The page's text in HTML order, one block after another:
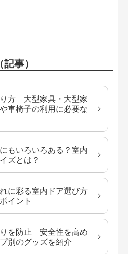
事）
り方 大型家具・大型家
車椅子の利用に必要な
もいろいろある？室内
ズとは？
に彩る室内ドア選び方
イント
りを防止 安全性を高め
別のグッズを紹介